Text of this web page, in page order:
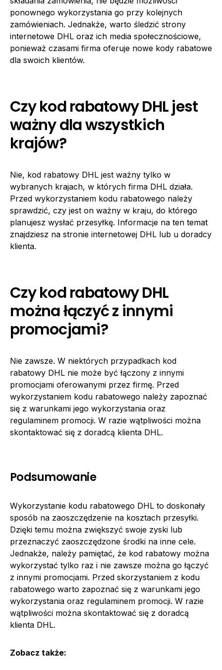
ponownego wykorzystania go przy kolejnych
zamówieniach. Jednakże, warto śledzić strony
internetowe DHL oraz ich media społecznościowe,
ponieważ czasami firma oferuje nowe kody rabatowe
dla swoich klientów.
Czy kod rabatowy DHL jest
ważny dla wszystkich
krajów?
Nie, kod rabatowy DHL jest ważny tylko w
wybranych krajach, w których firma DHL działa.
Przed wykorzystaniem kodu rabatowego należy
sprawdzić, czy jest on ważny w kraju, do którego
planujesz wysłać przesyłkę. Informacje na ten temat
znajdziesz na stronie internetowej DHL lub u doradcy
klienta.
Czy kod rabatowy DHL
można łączyć z innymi
promocjami?
Nie zawsze. W niektórych przypadkach kod
rabatowy DHL nie może być łączony z innymi
promocjami oferowanymi przez firmę. Przed
wykorzystaniem kodu rabatowego należy zapoznać
się z warunkami jego wykorzystania oraz
regulaminem promocji. W razie wątpliwości można
skontaktować się z doradcą klienta DHL.
Podsumowanie
Wykorzystanie kodu rabatowego DHL to doskonały
sposób na zaoszczędzenie na kosztach przesyłki.
Dzięki temu można zwiększyć swoje zyski lub
przeznaczyć zaoszczędzone środki na inne cele.
Jednakże, należy pamiętać, że kod rabatowy można
wykorzystać tylko raz i nie zawsze można go łączyć
z innymi promocjami. Przed skorzystaniem z kodu
rabatowego warto zapoznać się z warunkami jego
wykorzystania oraz regulaminem promocji. W razie
wątpliwości można skontaktować się z doradcą
klienta DHL.
Zobacz także: